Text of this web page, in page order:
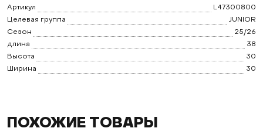
Артикул
L47300800
Целевая группа
JUNIOR
Сезон
25/26
длина
38
Высота
30
Ширина
30
ПОХОЖИЕ ТОВАРЫ